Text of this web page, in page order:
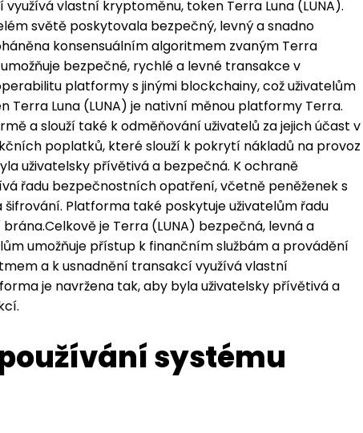
vlastní kryptoměnu, token Terra Luna (LUNA).
světě poskytovala bezpečný, levný a snadno
konsensuálním algoritmem zvaným Terra
bezpečné, rychlé a levné transakce v
platformy s jinými blockchainy, což uživatelům
Terra Luna (LUNA) je nativní měnou platformy Terra.
a slouží také k odměňování uživatelů za jejich účast v
poplatků, které slouží k pokrytí nákladů na provoz
uživatelsky přívětivá a bezpečná. K ochraně
řadu bezpečnostních opatření, včetně peněženek s
Platforma také poskytuje uživatelům řadu
je Terra (LUNA) bezpečná, levná a
umožňuje přístup k finančním službám a provádění
a k usnadnění transakcí využívá vlastní
je navržena tak, aby byla uživatelsky přívětivá a
systému